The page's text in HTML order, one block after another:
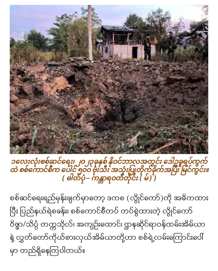
၁လေးလုံးစစ်ဆင်ရေး၊ ၂၀၂၃ခုနှစ် နိုဝင်ဘာလအတွင်း ဒေါဥခူရပ်ကွက်
ထဲ စစ်ကောင်စီက ပေါင် ၅၀၀ ဗုံးသီး အသုံးပြုတိုက်ခိုက်အပြီး မြင်ကွင်း။
( ဓါတ်ပုံ – ကန္တာရဝတီတိုင်း ( မ် ) )
စစ်ဆင်ရေးရည်မှန်းချက်မှာတော့ ဒကစ (လွိုင်ကော်)ကို အဓိကထား
ပြီး ပြည်နယ်ရဲစခန်း၊ စစ်ကောင်စီတပ် တပ်စွဲထားတဲ့ လွိုင်ကော်
ဝိဇ္ဇာ/သိပ္ပံ တက္ကသိုလ်၊ အကျဉ်းထောင်၊ ဌာနဆိုင်ရာဝန်ထမ်းအိမ်ယာ
နဲ့ လွှတ်တော်ကိုယ်စားလှယ်အိမ်ယာတို့ဟာ စစ်ရဲ့လမ်းကြောင်းပေါ်
မှာ တည်ရှိနေကြပါတယ်။